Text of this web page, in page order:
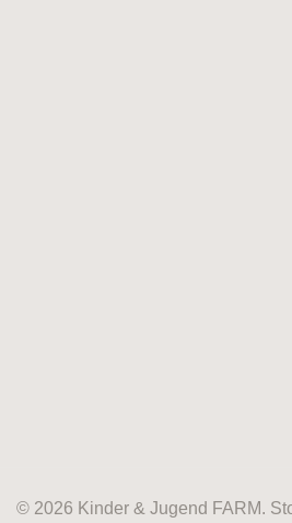
© 2026 Kinder & Jugend FARM.